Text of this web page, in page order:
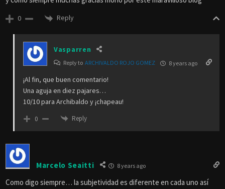
0 Reply
Vasparren
Reply to ARCHIVALDO ROJO GOMEZ 8 years ago
¡Al fin, que buen comentario!
Una aguja en diez pajares…
10/10 para Archibaldo y ¡chapeau!
0 Reply
Marcelo Seaitti 8 years ago
Como digo siempre… la subjetividad es diferente en cada uno así